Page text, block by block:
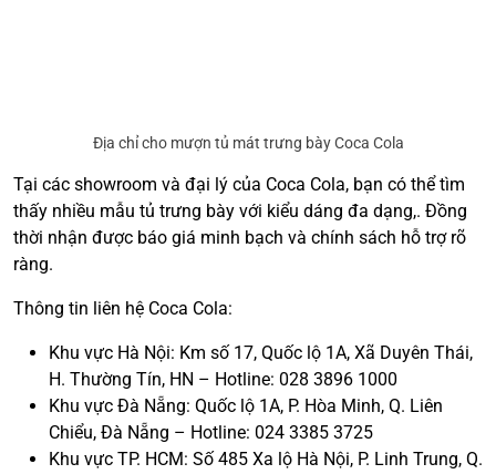
Địa chỉ cho mượn tủ mát trưng bày Coca Cola
Tại các showroom và đại lý của Coca Cola, bạn có thể tìm
thấy nhiều mẫu tủ trưng bày với kiểu dáng đa dạng,. Đồng
thời nhận được báo giá minh bạch và chính sách hỗ trợ rõ
ràng.
Thông tin liên hệ Coca Cola:
Khu vực Hà Nội: Km số 17, Quốc lộ 1A, Xã Duyên Thái,
H. Thường Tín, HN – Hotline: 028 3896 1000
Khu vực Đà Nẵng: Quốc lộ 1A, P. Hòa Minh, Q. Liên
Chiểu, Đà Nẵng – Hotline: 024 3385 3725
Khu vực TP. HCM: Số 485 Xa lộ Hà Nội, P. Linh Trung, Q.